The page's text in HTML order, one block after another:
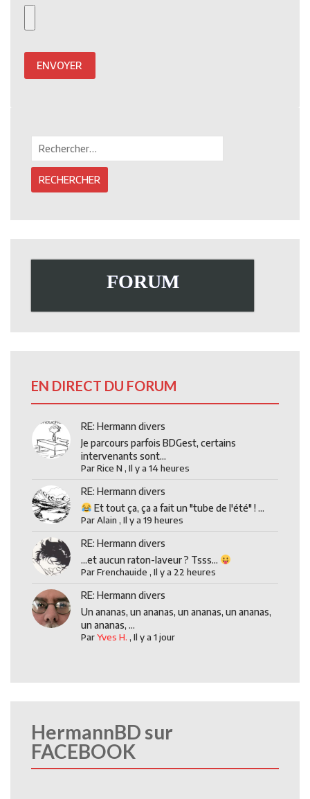
FORUM
EN DIRECT DU FORUM
RE: Hermann divers
Je parcours parfois BDGest, certains
intervenants sont...
ParRice N ,Il y a 14 heures
RE: Hermann divers
Et tout ça, ça a fait un "tube de l'été" ! ...
ParAlain ,Il y a 19 heures
RE: Hermann divers
...et aucun raton-laveur ? Tsss...
ParFrenchauide ,Il y a 22 heures
RE: Hermann divers
Un ananas, un ananas, un ananas, un ananas,
un ananas, ...
ParYves H. ,Il y a 1 jour
HermannBD sur
FACEBOOK